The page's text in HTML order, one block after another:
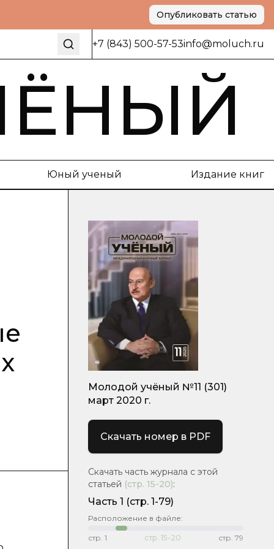
Опубликовать статью
+7 (843) 500-57-53info@moluch.ru
Юный ученый Издание книг
Молодой учёный №11 (301)
март 2020 г.
Скачать номер в PDF
Скачать часть журнала с этой
статьей (стр. 15-20):
Часть 1 (стр. 1-79)
Расположение в файле:
стр. 1 стр. 15-20 стр. 79